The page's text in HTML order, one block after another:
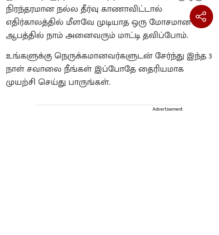
நிரந்தரமான நல்ல தீர்வு காணாவிட்டால்
எதிர்காலத்தில் மீளவே முடியாத ஒரு மோசமான
ஆபத்தில் நாம் அனைவரும் மாட்டி தவிப்போம்.
உங்களுக்கு நெருக்கமானவர்களுடன் சேர்ந்து இந்த 3
நாள் சவாலை நீங்கள் இப்போதே தைரியமாக
முயற்சி செய்து பாருங்கள்.
Advertisement